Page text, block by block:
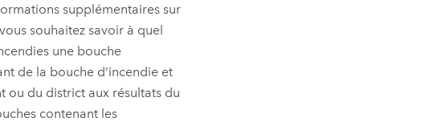
supplémentaires sur
souhaitez savoir à quel
une bouche
de la bouche d’incendie et
ou du district aux résultats du
contenant les